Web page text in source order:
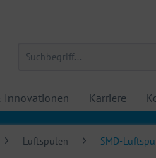
Innovationen Karriere
Luftspulen SMD-